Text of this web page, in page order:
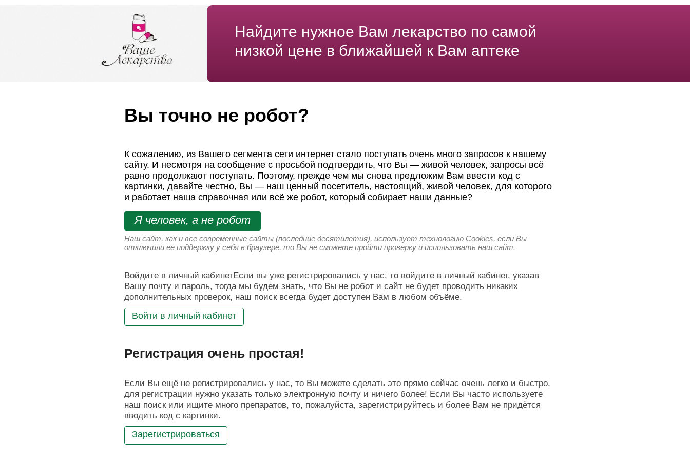
Найдите нужное Вам лекарство по самой
низкой цене в ближайшей к Вам аптеке
Вы точно не робот?
К сожалению, из Вашего сегмента сети интернет стало поступать очень много запросов к нашему
сайту. И несмотря на сообщение с просьбой подтвердить, что Вы — живой человек, запросы всё
равно продолжают поступать. Поэтому, прежде чем мы снова предложим Вам ввести код с
картинки, давайте честно, Вы — наш ценный посетитель, настоящий, живой человек, для которого
и работает наша справочная или всё же робот, который собирает наши данные?
Я человек, а не робот
Наш сайт, как и все современные сайты (последние десятилетия), использует технологию Cookies, если Вы
отключили её поддержку у себя в браузере, то Вы не сможете пройти проверку и использовать наш сайт.
Войдите в личный кабинетЕсли вы уже регистрировались у нас, то войдите в личный кабинет, указав
Вашу почту и пароль, тогда мы будем знать, что Вы не робот и сайт не будет проводить никаких
дополнительных проверок, наш поиск всегда будет доступен Вам в любом объёме.
Войти в личный кабинет
Регистрация очень простая!
Если Вы ещё не регистрировались у нас, то Вы можете сделать это прямо сейчас очень легко и быстро,
для регистрации нужно указать только электронную почту и ничего более! Если Вы часто используете
наш поиск или ищите много препаратов, то, пожалуйста, зарегистрируйтесь и более Вам не придётся
вводить код с картинки.
Зарегистрироваться